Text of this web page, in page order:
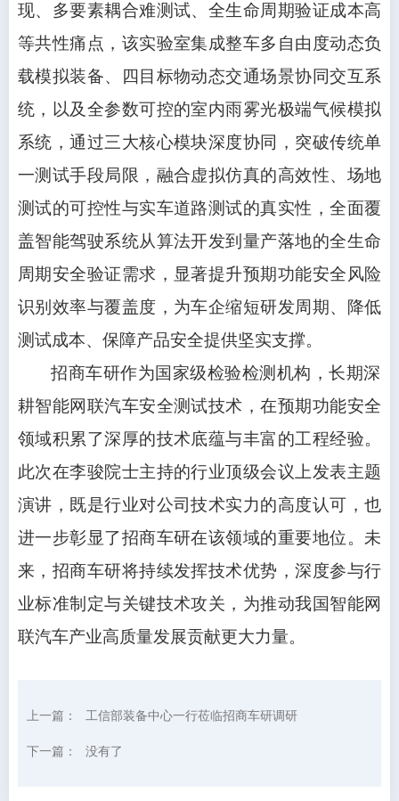
现、多要素耦合难测试、全生命周期验证成本高
等共性痛点，该实验室集成整车多自由度动态负
载模拟装备、四目标物动态交通场景协同交互系
统，以及全参数可控的室内雨雾光极端气候模拟
系统，通过三大核心模块深度协同，突破传统单
一测试手段局限，融合虚拟仿真的高效性、场地
测试的可控性与实车道路测试的真实性，全面覆
盖智能驾驶系统从算法开发到量产落地的全生命
周期安全验证需求，显著提升预期功能安全风险
识别效率与覆盖度，为车企缩短研发周期、降低
测试成本、保障产品安全提供坚实支撑。
招商车研作为国家级检验检测机构，长期深
耕智能网联汽车安全测试技术，在预期功能安全
领域积累了深厚的技术底蕴与丰富的工程经验。
此次在李骏院士主持的行业顶级会议上发表主题
演讲，既是行业对公司技术实力的高度认可，也
进一步彰显了招商车研在该领域的重要地位。未
来，招商车研将持续发挥技术优势，深度参与行
业标准制定与关键技术攻关，为推动我国智能网
联汽车产业高质量发展贡献更大力量。
上一篇： 工信部装备中心一行莅临招商车研调研
下一篇： 没有了